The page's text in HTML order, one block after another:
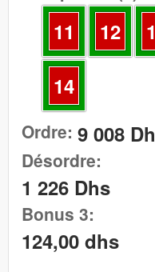
11 12
14
Ordre: 9 008
Désordre:
1 226 Dhs
Bonus 3:
124,00 dhs